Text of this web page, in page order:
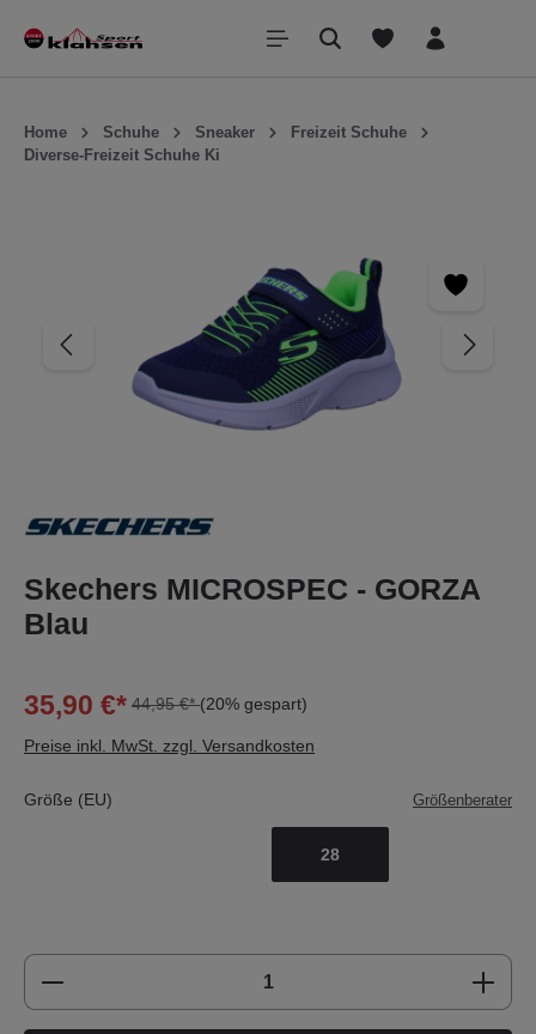
springen
Home Schuhe Sneaker
Freizeit Schuhe
Diverse-Freizeit Schuhe Ki
Skechers MICROSPEC - GORZA
Blau
35,90 €* 44,95 €*(20% gespart)
Preise inkl. MwSt. zzgl. Versandkosten
Größe (EU) Größenberater
28
Produkt Anzahl: Gib den gewünschten